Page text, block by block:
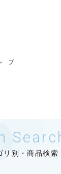
ブ
リ別・商品検索